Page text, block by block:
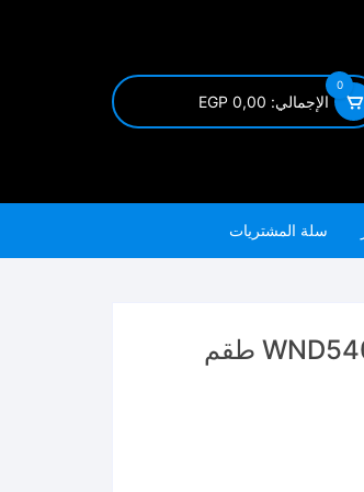
0
الإجمالي: 0,00
EGP
سلة المشتريات
WND5403 wadfow 11 Pcs Cleaning Brush Set طقم